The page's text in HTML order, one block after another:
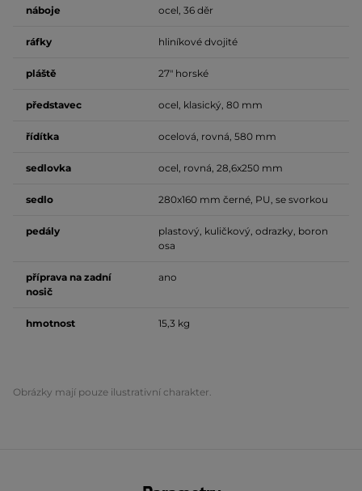
náboje ocel, 36 děr
ráfky hliníkové dvojité
pláště 27" horské
představec ocel, klasický, 80 mm
řídítka ocelová, rovná, 580 mm
sedlovka ocel, rovná, 28,6x250 mm
sedlo 280x160 mm černé, PU, se svorkou
pedály
plastový, kuličkový, odrazky, boron
osa
příprava na zadní
nosič
ano
hmotnost 15,3 kg
Obrázky mají pouze ilustrativní charakter.